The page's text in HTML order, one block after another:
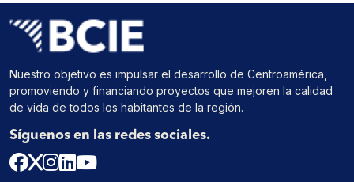
Nuestro objetivo es impulsar el desarrollo de Centroamérica,
promoviendo y financiando proyectos que mejoren la calidad
de vida de todos los habitantes de la región.
Síguenos en las redes sociales.